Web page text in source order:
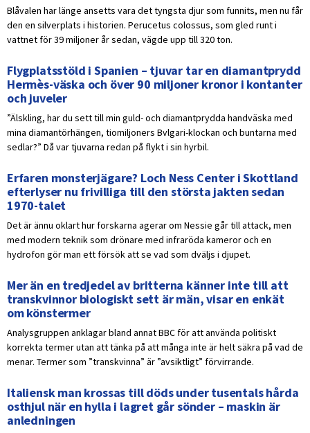
Blåvalen har länge ansetts vara det tyngsta djur som funnits, men nu får
den en silverplats i historien. Perucetus colossus, som gled runt i
vattnet för 39 miljoner år sedan, vägde upp till 320 ton.
Flygplatsstöld i Spanien – tjuvar tar en diamantprydd
Hermès-väska och över 90 miljoner kronor i kontanter
och juveler
”Älskling, har du sett till min guld- och diamantprydda handväska med
mina diamantörhängen, tiomiljoners Bvlgari-klockan och buntarna med
sedlar?” Då var tjuvarna redan på flykt i sin hyrbil.
Erfaren monsterjägare? Loch Ness Center i Skottland
efterlyser nu frivilliga till den största jakten sedan
1970-talet
Det är ännu oklart hur forskarna agerar om Nessie går till attack, men
med modern teknik som drönare med infraröda kameror och en
hydrofon gör man ett försök att se vad som dväljs i djupet.
Mer än en tredjedel av britterna känner inte till att
transkvinnor biologiskt sett är män, visar en enkät
om könstermer
Analysgruppen anklagar bland annat BBC för att använda politiskt
korrekta termer utan att tänka på att många inte är helt säkra på vad de
menar. Termer som ”transkvinna” är ”avsiktligt” förvirrande.
Italiensk man krossas till döds under tusentals hårda
osthjul när en hylla i lagret går sönder – maskin är
anledningen